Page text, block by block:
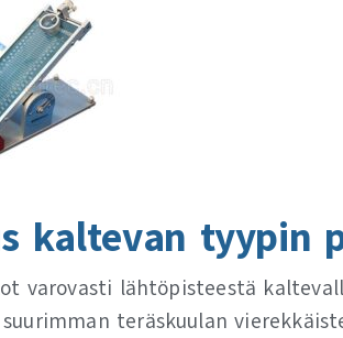
kaltevan tyypin
varovasti lähtöpisteestä
teräskuulan